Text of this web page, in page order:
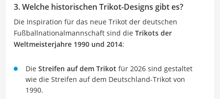
3. Welche historischen Trikot-Designs gibt es?
Die Inspiration für das neue Trikot der deutschen
Fußballnationalmannschaft sind die Trikots der
Weltmeisterjahre 1990 und 2014:
Die Streifen auf dem Trikot für 2026 sind gestaltet
wie die Streifen auf dem Deutschland-Trikot von
1990.